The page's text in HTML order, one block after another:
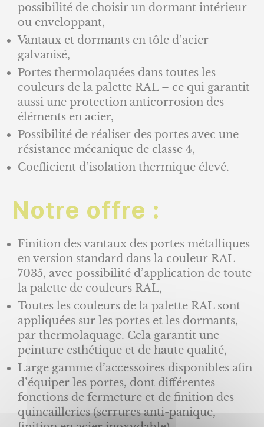
possibilité de choisir un dormant intérieur
ou enveloppant,
Vantaux et dormants en tôle d’acier
galvanisé,
Portes thermolaquées dans toutes les
couleurs de la palette RAL – ce qui garantit
aussi une protection anticorrosion des
éléments en acier,
Possibilité de réaliser des portes avec une
résistance mécanique de classe 4,
Coefficient d’isolation thermique élevé.
Notre offre :
Finition des vantaux des portes métalliques
en version standard dans la couleur RAL
7035, avec possibilité d’application de toute
la palette de couleurs RAL,
Toutes les couleurs de la palette RAL sont
appliquées sur les portes et les dormants,
par thermolaquage. Cela garantit une
peinture esthétique et de haute qualité,
Large gamme d’accessoires disponibles afin
d’équiper les portes, dont différentes
fonctions de fermeture et de finition des
quincailleries (serrures anti-panique,